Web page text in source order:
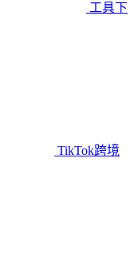
工具下
TikTok跨境